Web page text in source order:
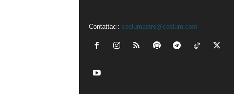
Contattaci: coelumastro@coelum.com